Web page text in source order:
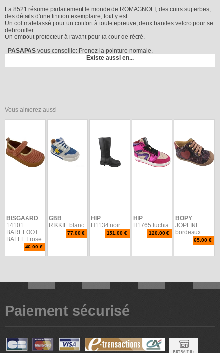
La 8521 résume parfaitement le monde de ROMAGNOLI, des cuirs superbes,
des détails d'une finition exemplaire, tout y est.
Un col matelassé pour un confort à toute epreuve, deux bandes velcro pour se
debrouiller.
Un embout protecteur à l'avant pour la cour de récré.
PASAPAS vous conseille: Prenez la pointure normale.
Existe aussi en...
Vous aimerez aussi
BISGAARD
14101
BAREFOOT
BALLET rose
46.00 €
GBB
RIKKIE blanc
77.00 €
HIP
H1134 noir
151.00 €
HIP
H1765 fuchia
120.00 €
BOPY
JOPLINE
bordeaux
65.00 €
Paiement sécurisé